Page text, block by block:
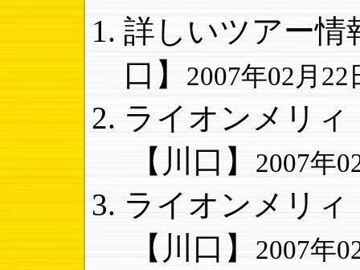
詳しいツアー情
口】
2007年02月22
ライオンメリ
【川口】
2007年
ライオンメリ
【川口】
2007年